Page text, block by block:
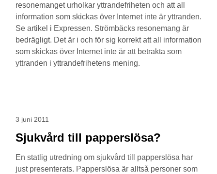
resonemanget urholkar yttrandefriheten och att all
information som skickas över Internet inte är yttranden.
Se artikel i Expressen. Strömbäcks resonemang är
bedrägligt. Det är i och för sig korrekt att all information
som skickas över Internet inte är att betrakta som
yttranden i yttrandefrihetens mening.
3 juni 2011
Sjukvård till papperslösa?
En statlig utredning om sjukvård till papperslösa har
just presenterats. Papperslösa är alltså personer som